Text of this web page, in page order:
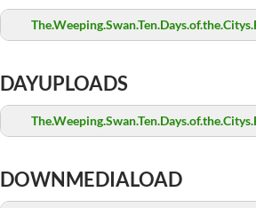
DAYUPLOADS
DOWNMEDIALOAD